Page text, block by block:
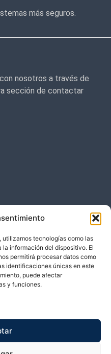
utilizamos tecnologías como las
información del dispositivo. El
permitirá procesar datos como
identificaciones únicas en este
puede afectar
y funciones.
más seguros.
nosotros a través de
sección de contactar
dar mucho el